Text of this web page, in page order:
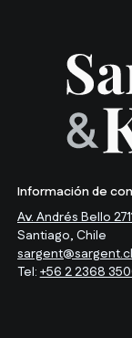
Información de
Av. Andrés Bello
Santiago, Chile
sargent@sargent.cl
Tel:+56 2 2368